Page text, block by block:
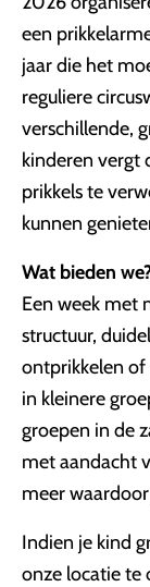
een
jaar die het
reguliere
verschillende,
kinderen vergt
prikkels te
kunnen
Wat bieden
Een week met
structuur,
ontprikkelen of
in kleinere
groepen in de
met aandacht
meer
Indien je kind
onze locatie te